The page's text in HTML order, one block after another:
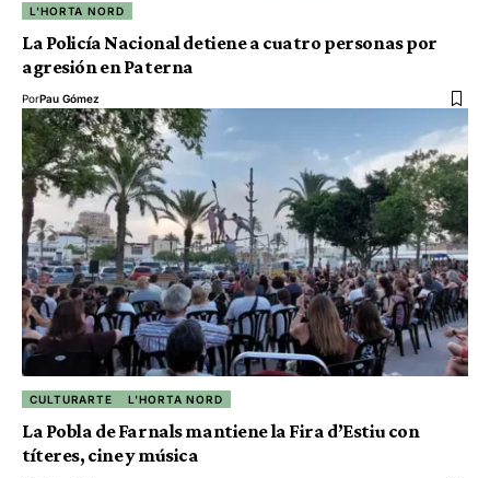
L'HORTA NORD
La Policía Nacional detiene a cuatro personas por
agresión en Paterna
PorPau Gómez
CULTURARTE L'HORTA NORD
La Pobla de Farnals mantiene la Fira d’Estiu con
títeres, cine y música